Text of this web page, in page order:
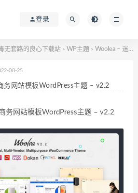
登录
无套路的良心下载站 > WP主题 > Woolea – 迷你电子商务网站模板WordPress主题 – v2.2
08-25
务网站模板WordPress主题 – v2.2
务网站模板WordPress主题 – v2.2